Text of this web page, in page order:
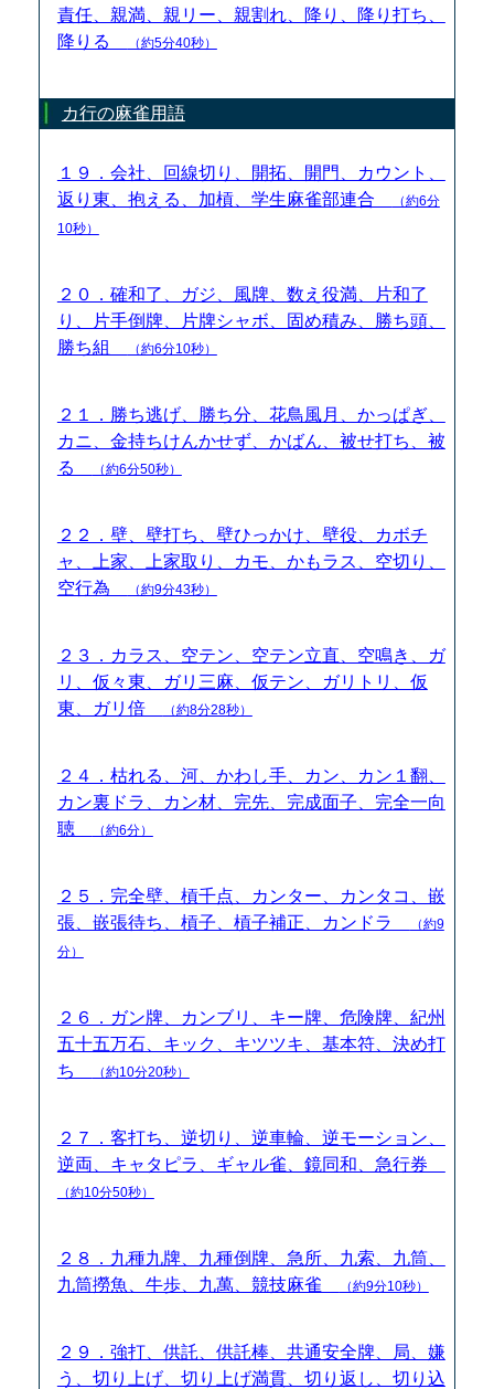
責任、親満、親リー、親割れ、降り、降り打ち、
降りる
（約5分40秒）
カ行の麻雀用語
１９．会社、回線切り、開拓、開門、カウント、
返り東、抱える、加槓、学生麻雀部連合
（約6分
10秒）
２０．確和了、ガジ、風牌、数え役満、片和了
り、片手倒牌、片牌シャボ、固め積み、勝ち頭、
勝ち組
（約6分10秒）
２１．勝ち逃げ、勝ち分、花鳥風月、かっぱぎ、
カニ、金持ちけんかせず、かばん、被せ打ち、被
る
（約6分50秒）
２２．壁、壁打ち、壁ひっかけ、壁役、カボチ
ャ、上家、上家取り、カモ、かもラス、空切り、
空行為
（約9分43秒）
２３．カラス、空テン、空テン立直、空鳴き、ガ
リ、仮々東、ガリ三麻、仮テン、ガリトリ、仮
東、ガリ倍
（約8分28秒）
２４．枯れる、河、かわし手、カン、カン１翻、
カン裏ドラ、カン材、完先、完成面子、完全一向
聴
（約6分）
２５．完全壁、槓千点、カンター、カンタコ、嵌
張、嵌張待ち、槓子、槓子補正、カンドラ
（約9
分）
２６．ガン牌、カンブリ、キー牌、危険牌、紀州
五十五万石、キック、キツツキ、基本符、決め打
ち
（約10分20秒）
２７．客打ち、逆切り、逆車輪、逆モーション、
逆両、キャタピラ、ギャル雀、鏡同和、急行券
（約10分50秒）
２８．九種九牌、九種倒牌、急所、九索、九筒、
九筒撈魚、牛歩、九萬、競技麻雀
（約9分10秒）
２９．強打、供託、供託棒、共通安全牌、局、嫌
う、切り上げ、切り上げ満貫、切り返し、切り込